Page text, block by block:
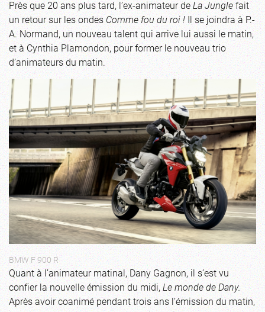
Près que 20 ans plus tard, l’ex-animateur deLa Junglefait
un retour sur les ondesComme fou du roi !Il se joindra à P.-
A. Normand, un nouveau talent qui arrive lui aussi le matin,
et à Cynthia Plamondon, pour former le nouveau trio
d’animateurs du matin.
BMW F 900 R
Quant à l’animateur matinal, Dany Gagnon, il s’est vu
confier la nouvelle émission du midi, Le monde de Dany.
Après avoir coanimé pendant trois ans l’émission du matin,